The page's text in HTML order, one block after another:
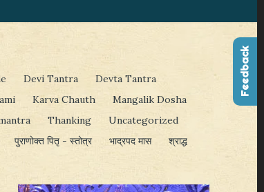
Devi Tantra
Devta Tantra
Karva Chauth
Mangalik Dosha
Thanking
Uncategorized
पुराणोक्त पितृ - स्तोत्र भाद्रपद मास
श्राद्ध
Feedback